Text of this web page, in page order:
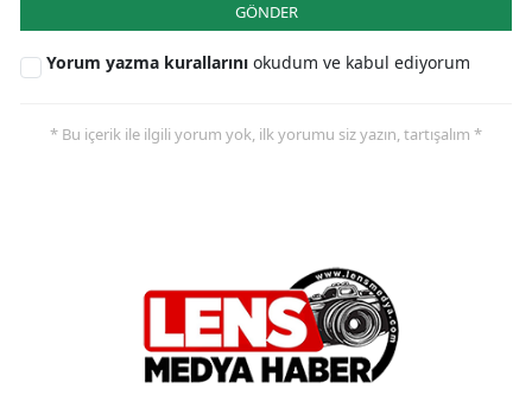
GÖNDER
Yorum yazma kurallarını okudum ve kabul ediyorum
* Bu içerik ile ilgili yorum yok, ilk yorumu siz yazın, tartışalım *